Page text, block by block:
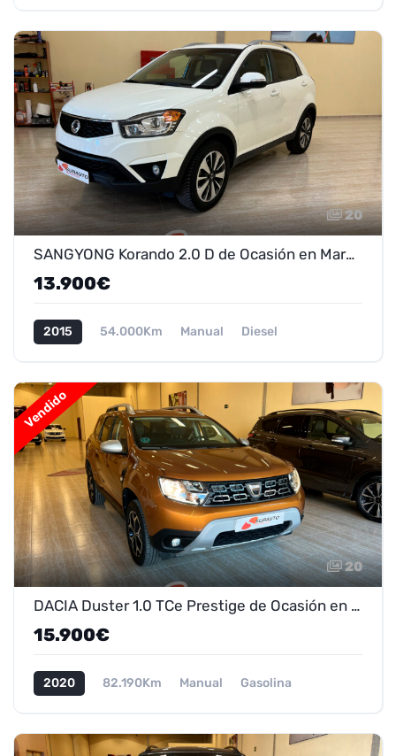
20
SANGYONG Korando 2.0 D de Ocasión en Marmolejo - ¡Oferta 13.900 €!
13.900€
2015 54.000Km Manual Diesel
Vendido
20
DACIA Duster 1.0 TCe Prestige de Ocasión en Marmolejo - ¡Oferta 13.900 €!
15.900€
2020 82.190Km Manual Gasolina